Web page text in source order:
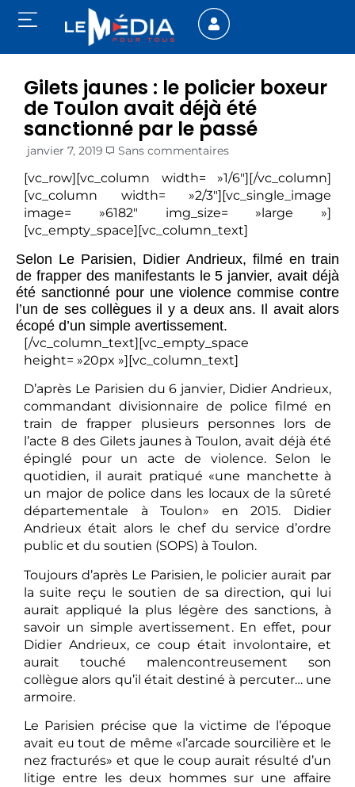
Gilets jaunes : le policier boxeur
de Toulon avait déjà été
sanctionné par le passé
janvier 7, 2019 Sans commentaires
[vc_row][vc_column width= »1/6″][/vc_column]
[vc_column width= »2/3″][vc_single_image
image= »6182″ img_size= »large »]
[vc_empty_space][vc_column_text]
Selon Le Parisien, Didier Andrieux, filmé en train
de frapper des manifestants le 5 janvier, avait déjà
été sanctionné pour une violence commise contre
l’un de ses collègues il y a deux ans. Il avait alors
écopé d’un simple avertissement.
[/vc_column_text][vc_empty_space
height= »20px »][vc_column_text]
D’après Le Parisien du 6 janvier, Didier Andrieux,
commandant divisionnaire de police filmé en
train de frapper plusieurs personnes lors de
l’acte 8 des Gilets jaunes à Toulon, avait déjà été
épinglé pour un acte de violence. Selon le
quotidien, il aurait pratiqué «une manchette à
un major de police dans les locaux de la sûreté
départementale à Toulon» en 2015. Didier
Andrieux était alors le chef du service d’ordre
public et du soutien (SOPS) à Toulon.
Toujours d’après Le Parisien, le policier aurait par
la suite reçu le soutien de sa direction, qui lui
aurait appliqué la plus légère des sanctions, à
savoir un simple avertissement. En effet, pour
Didier Andrieux, ce coup était involontaire, et
aurait touché malencontreusement son
collègue alors qu’il était destiné à percuter… une
armoire.
Le Parisien précise que la victime de l’époque
avait eu tout de même «l’arcade sourcilière et le
nez fracturés» et que le coup aurait résulté d’un
litige entre les deux hommes sur une affaire